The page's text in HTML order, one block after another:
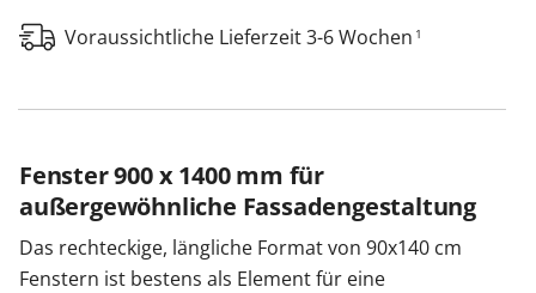
Voraussichtliche Lieferzeit 3-6 Wochen 1
Fenster 900 x 1400 mm für
außergewöhnliche Fassadengestaltung
Das rechteckige, längliche Format von 90x140 cm
Fenstern ist bestens als Element für eine